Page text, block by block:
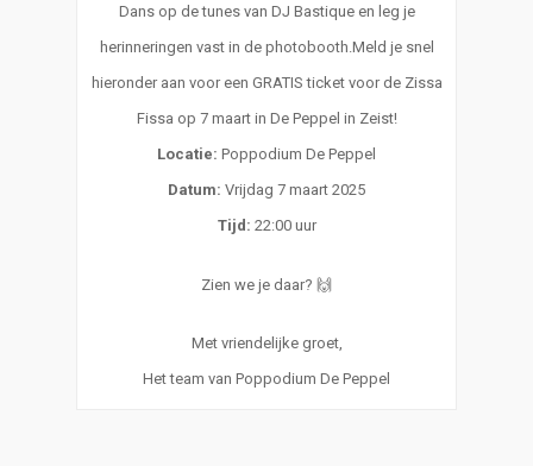
Dans op de tunes van DJ Bastique en leg je
herinneringen vast in de photobooth.Meld je snel
hieronder aan voor een GRATIS ticket voor de Zissa
Fissa op 7 maart in De Peppel in Zeist!
Locatie: Poppodium De Peppel
Datum: Vrijdag 7 maart 2025
Tijd: 22:00 uur
Zien we je daar? 🙌
Met vriendelijke groet,
Het team van Poppodium De Peppel